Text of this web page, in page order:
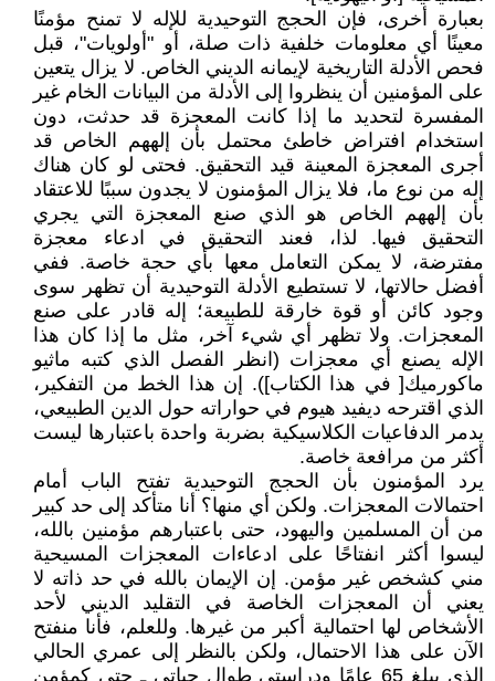
بعبارة أخرى، فإن الحجج التوحيدية للإله لا تمنح مؤمنًا
معينًا أي معلومات خلفية ذات صلة، أو "أولويات"، قبل
فحص الأدلة التاريخية لإيمانه الديني الخاص. لا يزال يتعين
على المؤمنين أن ينظروا إلى الأدلة من البيانات الخام غير
المفسرة لتحديد ما إذا كانت المعجزة قد حدثت، دون
استخدام افتراض خاطئ محتمل بأن إلههم الخاص قد
أجرى المعجزة المعينة قيد التحقيق. فحتى لو كان هناك
إله من نوع ما، فلا يزال المؤمنون لا يجدون سببًا للاعتقاد
بأن إلههم الخاص هو الذي صنع المعجزة التي يجري
التحقيق فيها. لذا، فعند التحقيق في ادعاء معجزة
مفترضة، لا يمكن التعامل معها بأي حجة خاصة. ففي
أفضل حالاتها، لا تستطيع الأدلة التوحيدية أن تظهر سوى
وجود كائن أو قوة خارقة للطبيعة؛ إله قادر على صنع
المعجزات. ولا تظهر أي شيء آخر، مثل ما إذا كان هذا
الإله يصنع أي معجزات (انظر الفصل الذي كتبه ماثيو
ماكورميك[ في هذا الكتاب]). إن هذا الخط من التفكير،
الذي اقترحه ديفيد هيوم في حواراته حول الدين الطبيعي،
يدمر الدفاعيات الكلاسيكية بضربة واحدة باعتبارها ليست
أكثر من مرافعة خاصة.
يرد المؤمنون بأن الحجج التوحيدية تفتح الباب أمام
احتمالات المعجزات. ولكن أي منها؟ أنا متأكد إلى حد كبير
من أن المسلمين واليهود، حتى باعتبارهم مؤمنين بالله،
ليسوا أكثر انفتاحًا على ادعاءات المعجزات المسيحية
مني كشخص غير مؤمن. إن الإيمان بالله في حد ذاته لا
يعني أن المعجزات الخاصة في التقليد الديني لأحد
الأشخاص لها احتمالية أكبر من غيرها. وللعلم، فأنا منفتح
الآن على هذا الاحتمال، ولكن بالنظر إلى عمري الحالي
الذي يبلغ 65 عامًا ودراستي طوال حياتي ـ حتى كمؤمن